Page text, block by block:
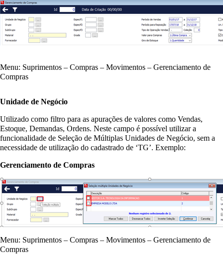
Menu: Suprimentos – Compras – Movimentos – Gerenciamento de
Compras
Unidade de Negócio
Utilizado como filtro para as apurações de valores como Vendas,
Estoque, Demandas, Ordens. Neste campo é possível utilizar a
funcionalidade de Seleção de Múltiplas Unidades de Negócio, sem a
necessidade de utilização do cadastrado de ‘TG’. Exemplo:
Gerenciamento de Compras
Menu: Suprimentos – Compras – Movimentos – Gerenciamento de
Compras